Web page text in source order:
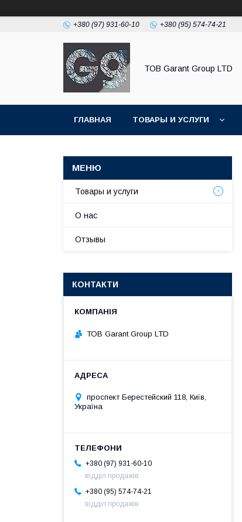
+380 (97) 931-60-10 +380 (95) 574-74-21
ТОВ Garant Group LTD
ГЛАВНАЯ ТОВАРЫ И УСЛУГИ
Товары и услуги
О нас
Отзывы
КОНТАКТИ
ТОВ Garant Group LTD
проспект Берестейский 118, Київ,
Україна
+380 (97) 931-60-10
відділ продажів
+380 (95) 574-74-21
відділ продажів